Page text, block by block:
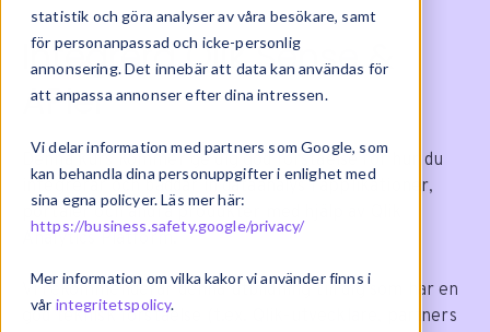
statistik och göra analyser av våra besökare, samt
för personanpassad och icke-personlig
annonsering. Det innebär att data kan användas för
att anpassa annonser efter dina intressen.
Vi delar information med partners som Google, som
kan behandla dina personuppgifter i enlighet med
sina egna policyer. Läs mer här:
https://business.safety.google/privacy/
Mer information om vilka kakor vi använder finns i
vår integritetspolicy.
Integrera Qlik Sense &
APIer
Denna kurs kommer ge dig god förståelse för hur du
integrerar och bäddar in dataanalys i applikationer,
portaler och andra produkter med hjälp av Qlik
Analytics Platform.
Vi rekommenderar denna utbildning till dig som har en
god teknisk förståelse (t.ex. Qlik-utvecklare, partners